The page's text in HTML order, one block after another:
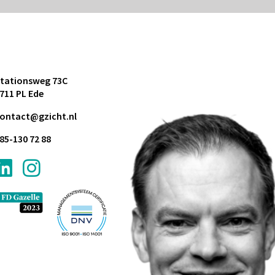
73C
PL Ede
130 72 88